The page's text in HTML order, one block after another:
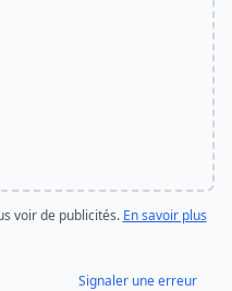
voir de publicités. En savoir plus
Signaler une erreur